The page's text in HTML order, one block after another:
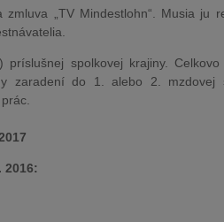
„TV Mindestlohn“. Musia ju
spolkovej krajiny. Celkovo
zaradení do 1. alebo 2. mzdovej
2016: